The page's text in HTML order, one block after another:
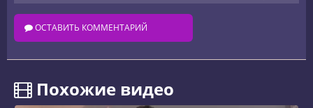
ОСТАВИТЬ КОММЕНТАРИЙ
️ Похожие видео